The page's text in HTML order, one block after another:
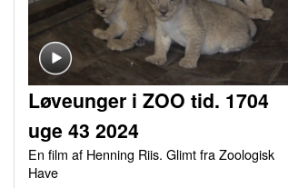
Løveunger i ZOO tid. 1704
uge 43 2024
En film af Henning Riis. Glimt fra Zoologisk
Have